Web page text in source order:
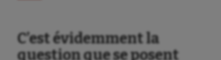
C’est évidemment la
question que se posent